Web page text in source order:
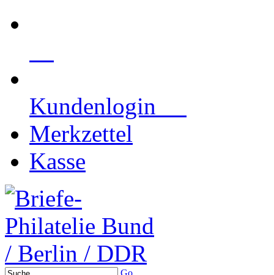
Kundenlogin
Merkzettel
Kasse
Go